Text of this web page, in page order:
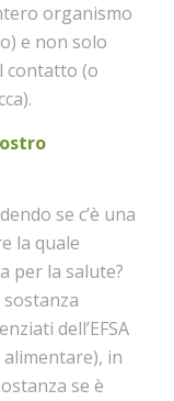
organismo
e non solo
contatto (o
se c’è una
la quale
per la salute?
dell’EFSA
in
se è